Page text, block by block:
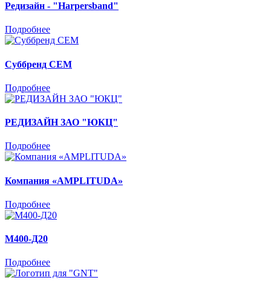
Редизайн - "Harpersband"
Подробнее
Суббренд CEM
Подробнее
РЕДИЗАЙН ЗАО "ЮКЦ"
Подробнее
Компания «AMPLITUDA»
Подробнее
М400-Д20
Подробнее